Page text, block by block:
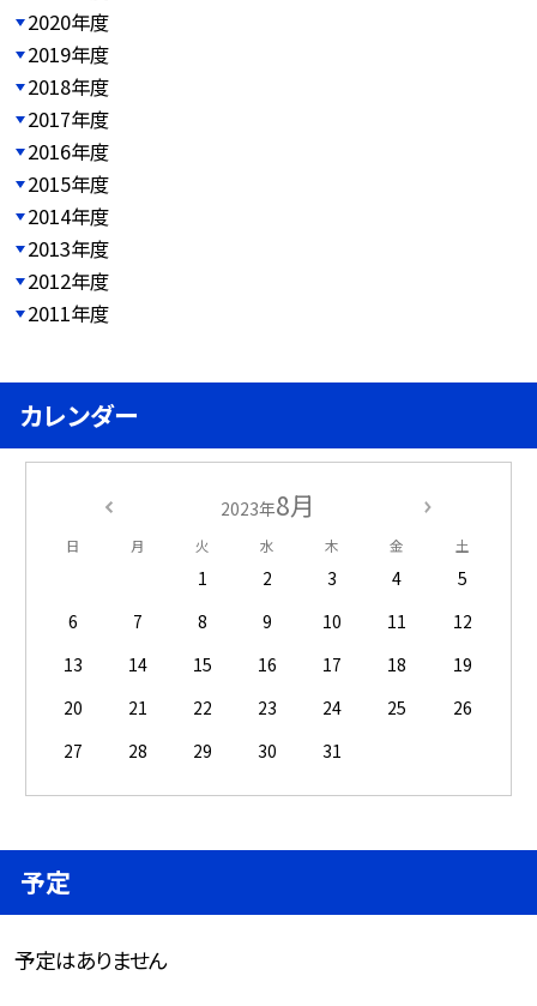
2020年度
2019年度
2018年度
2017年度
2016年度
2015年度
2014年度
2013年度
2012年度
2011年度
カレンダー
2023年8月
日 月 火 水 木 金 土
1 2 3 4
5
6
7 8 9 10 11
12
13
14 15 16 17 18
19
20
21 22 23 24 25
26
27
28 29 30 31
予定
予定はありません